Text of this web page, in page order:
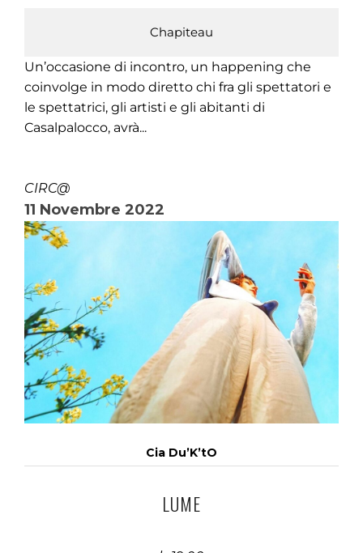
Chapiteau
Un’occasione di incontro, un happening che
coinvolge in modo diretto chi fra gli spettatori e
le spettatrici, gli artisti e gli abitanti di
Casalpalocco, avrà...
CIRC@
11 Novembre 2022
Cia Du’K’tO
LUME